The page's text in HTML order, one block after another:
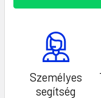
Személyes
segítség